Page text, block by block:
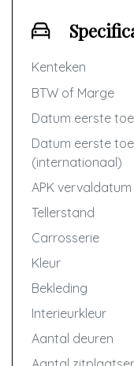
Kenteken
BTW of Marge
Datum eerste
Datum eerste
(internationaal)
APK vervaldatum
Tellerstand
Carrosserie
Kleur
Bekleding
Interieurkleur
Aantal deuren